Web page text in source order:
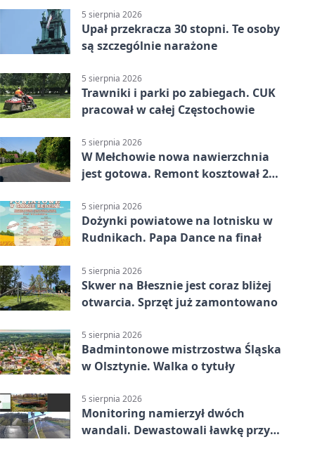
5 sierpnia 2026
Upał przekracza 30 stopni. Te osoby
są szczególnie narażone
5 sierpnia 2026
Trawniki i parki po zabiegach. CUK
pracował w całej Częstochowie
5 sierpnia 2026
W Mełchowie nowa nawierzchnia
jest gotowa. Remont kosztował 222
5 sierpnia 2026
Dożynki powiatowe na lotnisku w
Rudnikach. Papa Dance na finał
5 sierpnia 2026
Skwer na Błesznie jest coraz bliżej
otwarcia. Sprzęt już zamontowano
5 sierpnia 2026
Badmintonowe mistrzostwa Śląska
w Olsztynie. Walka o tytuły
5 sierpnia 2026
Monitoring namierzył dwóch
wandali. Dewastowali ławkę przy